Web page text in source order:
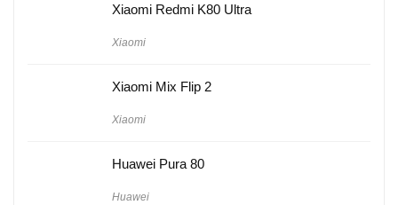
Xiaomi Redmi K80 Ultra
Xiaomi
Xiaomi Mix Flip 2
Xiaomi
Huawei Pura 80
Huawei